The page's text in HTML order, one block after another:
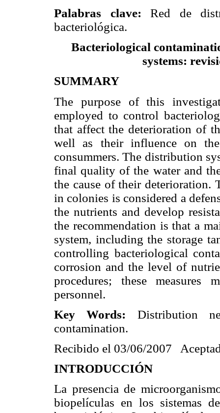
Palabras clave: Red de
bacteriológica.
Bacteriological
systems:
SUMMARY
The purpose of this
employed to control
that affect the deterioration of
well as their influence on
consummers. The distribution
final quality of the water and
the cause of their deterioration.
in colonies is considered a
the nutrients and develop
the recommendation is that a
system, including the storage
controlling bacteriological
corrosion and the level of
procedures; these
personnel.
Key Words: Distribution
contamination.
Recibido el 03/06/2007
INTRODUCCIÓN
La presencia de
biopelículas en los sistemas